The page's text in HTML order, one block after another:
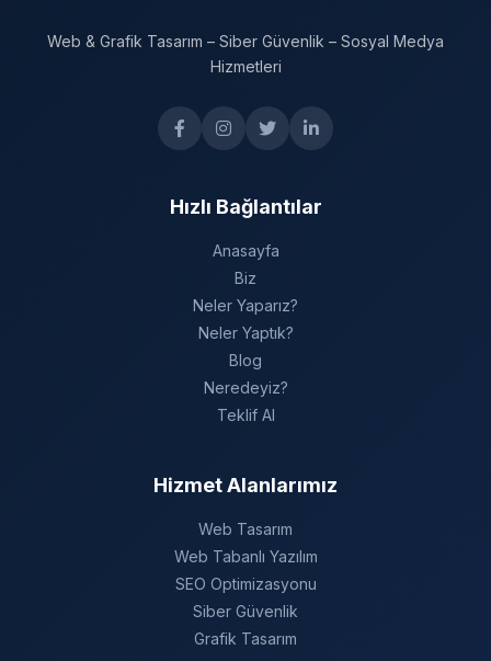
Web & Grafik Tasarım – Siber Güvenlik – Sosyal Medya
Hizmetleri
Hızlı Bağlantılar
Anasayfa
Biz
Neler Yaparız?
Neler Yaptık?
Blog
Neredeyiz?
Teklif Al
Hizmet Alanlarımız
Web Tasarım
Web Tabanlı Yazılım
SEO Optimizasyonu
Siber Güvenlik
Grafik Tasarım